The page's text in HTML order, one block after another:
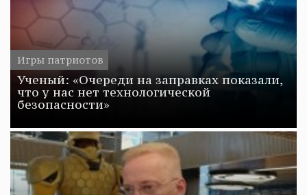
Игры патриотов
Ученый: «Очереди на заправках показали,
что у нас нет технологической
безопасности»